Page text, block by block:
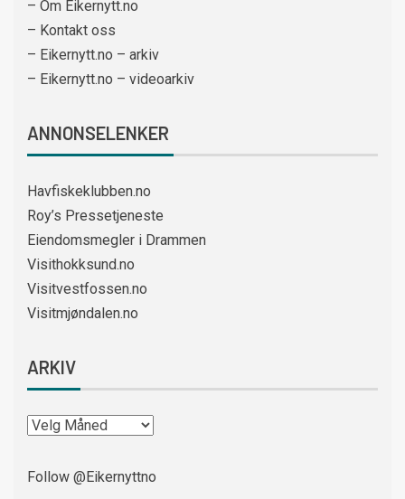
– Om Eikernytt.no
– Kontakt oss
– Eikernytt.no – arkiv
– Eikernytt.no – videoarkiv
ANNONSELENKER
Havfiskeklubben.no
Roy’s Pressetjeneste
Eiendomsmegler i Drammen
Visithokksund.no
Visitvestfossen.no
Visitmjøndalen.no
ARKIV
Follow @Eikernyttno